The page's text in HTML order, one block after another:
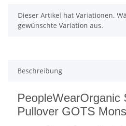
x
Dieser Artikel hat Variationen.
gewünschte Variation aus.
Beschreibung
PeopleWearOrganic
Pullover GOTS